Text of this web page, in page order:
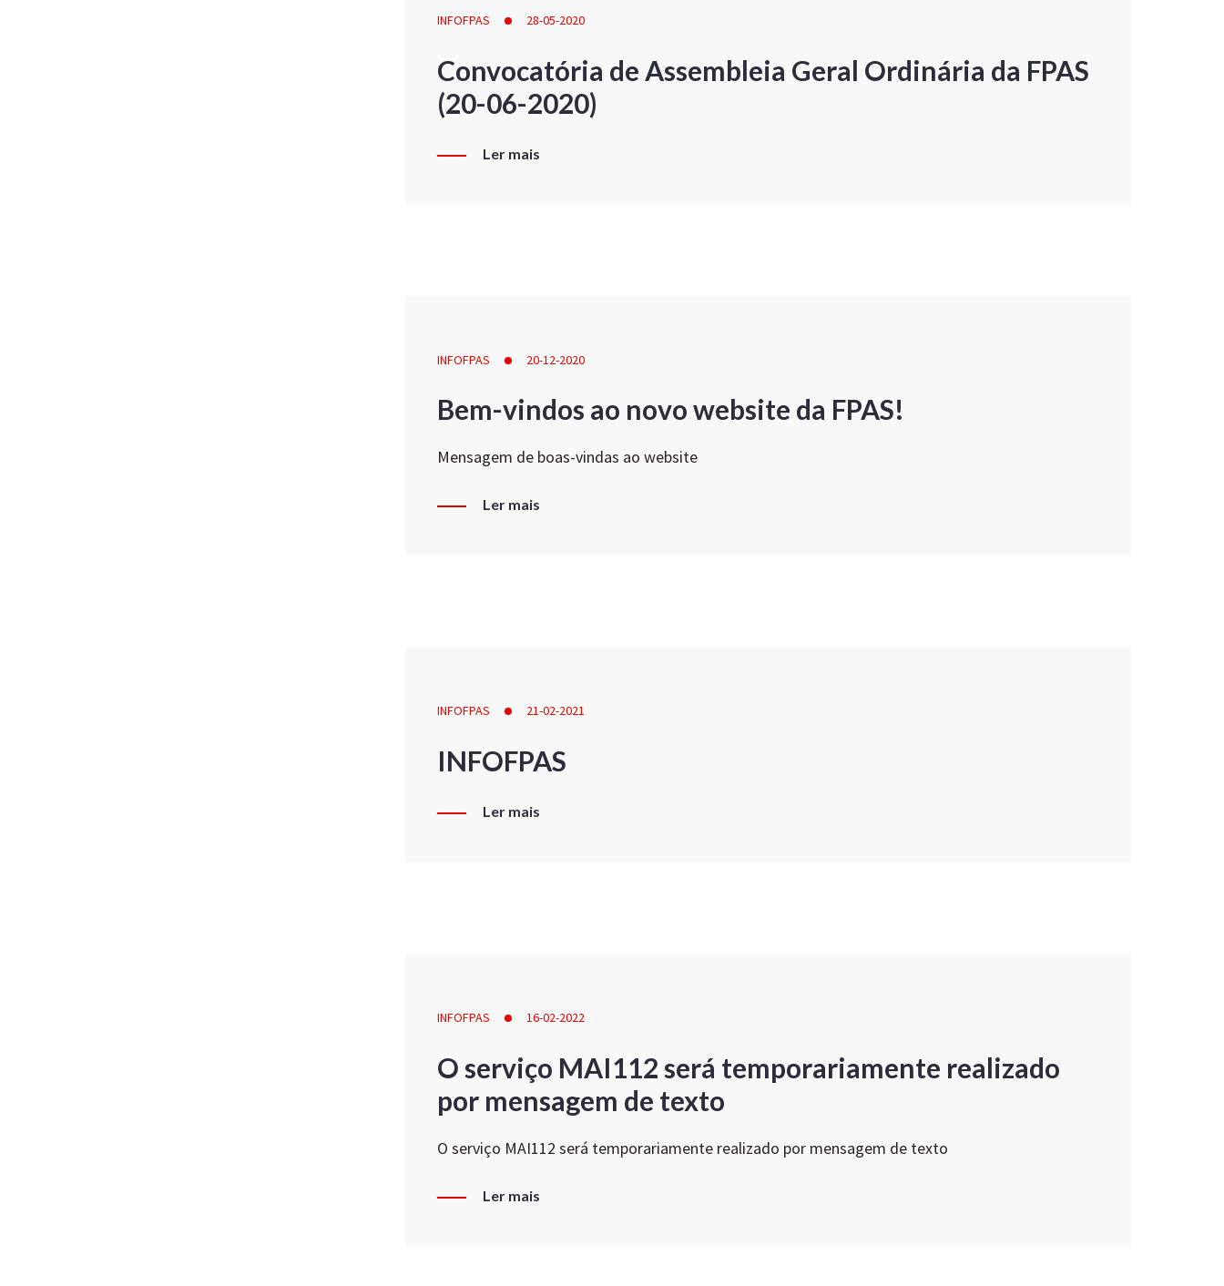
INFOFPAS 28-05-2020
Convocatória de Assembleia Geral Ordinária da FPAS
(20-06-2020)
Ler mais
INFOFPAS 20-12-2020
Bem-vindos ao novo website da FPAS!
Mensagem de boas-vindas ao website
Ler mais
INFOFPAS 21-02-2021
INFOFPAS
Ler mais
INFOFPAS 16-02-2022
O serviço MAI112 será temporariamente realizado
por mensagem de texto
O serviço MAI112 será temporariamente realizado por mensagem de texto
Ler mais